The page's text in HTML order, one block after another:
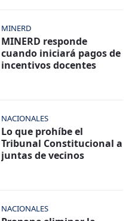
MINERD
MINERD responde
cuando iniciará pagos de
incentivos docentes
NACIONALES
Lo que prohíbe el
Tribunal Constitucional a
juntas de vecinos
NACIONALES